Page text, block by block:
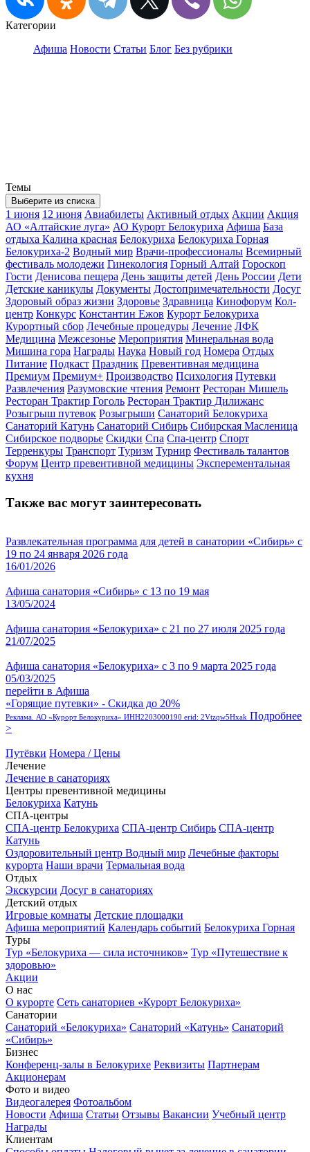
Категории
Афиша Новости Статьи Блог Без рубрики
Темы
Выберите из списка
1 июня 12 июня Авиабилеты Активный отдых Акции Акция
АО «Алтайские луга» АО Курорт Белокуриха Афиша База
отдыха Калина красная Белокуриха Белокуриха Горная
Белокуриха-2 Водный мир Врачи-профессионалы Всемирный
фестиваль молодежи Гинекология Горный Алтай Гороскоп
Гости Денисова пещера День защиты детей День России Дети
Детские каникулы Документы Достопримечательности Досуг
Здоровый образ жизни Здоровье Здравница Кинофорум Кол-
центр Конкурс Константин Ежов Курорт Белокуриха
Курортный сбор Лечебные процедуры Лечение ЛФК
Медицина Межсезонье Мероприятия Минеральная вода
Мишина гора Награды Наука Новый год Номера Отдых
Питание Подкаст Праздник Превентивная медицина
Премиум Премиум+ Производство Психология Путевки
Развлечения Разумовские чтения Ремонт Ресторан Мишель
Ресторан Трактир Гоголь Ресторан Трактир Дилижанс
Розыгрыш путевок Розыгрыши Санаторий Белокуриха
Санаторий Катунь Санаторий Сибирь Сибирская Масленица
Сибирское подворье Скидки Спа Спа-центр Спорт
Терренкуры Транспорт Туризм Турнир Фестиваль талантов
Форум Центр превентивной медицины Эксперементальная
кухня
Также вас могут заинтересовать
Развлекательная программа для детей в санатории «Сибирь» с
19 по 24 января 2026 года
16/01/2026
Афиша санатория «Сибирь» с 13 по 19 мая
13/05/2024
Афиша санатория «Белокуриха» с 21 по 27 июля 2025 года
21/07/2025
Афиша санатория «Белокуриха» с 3 по 9 марта 2025 года
05/03/2025
перейти в Афиша
«Горящие путевки» - Скидка до 20%
Реклама. АО «Курорт Белокуриха» ИНН2203000190 erid: 2Vtzqw5Hxak Подробнее
>
Путёвки Номера / Цены
Лечение
Лечение в санаториях
Центры превентивной медицины
Белокуриха Катунь
СПА-центры
СПА-центр Белокуриха СПА-центр Сибирь СПА-центр
Катунь
Оздоровительный центр Водный мир Лечебные факторы
курорта Наши врачи Термальная вода
Отдых
Экскурсии Досуг в санаториях
Детский отдых
Игровые комнаты Детские площадки
Афиша мероприятий Календарь событий Белокуриха Горная
Туры
Тур «Белокуриха — сила источников» Тур «Путешествие к
здоровью»
Акции
О нас
О курорте Сеть санаториев «Курорт Белокуриха»
Санатории
Санаторий «Белокуриха» Санаторий «Катунь» Санаторий
«Сибирь»
Бизнес
Конференц-залы в Белокурихе Реквизиты Партнерам
Акционерам
Фото и видео
Видеогалерея Фотоальбом
Новости Афиша Статьи Отзывы Вакансии Учебный центр
Награды
Клиентам